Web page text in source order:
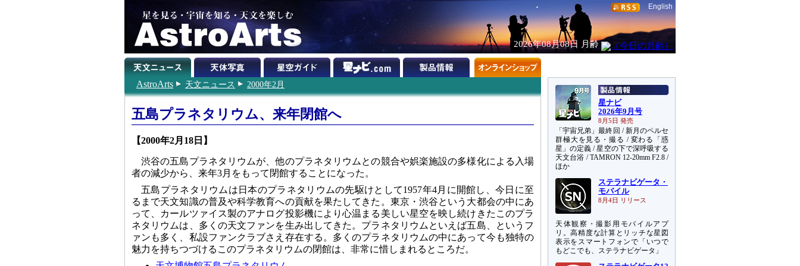
English
2026年08月08日 月齢
AstroArts 天文ニュース 2000年2月
五島プラネタリウム、来年閉館へ
【2000年2月18日】
渋谷の五島プラネタリウムが、他のプラネタリウムとの競合や娯楽施設の多様化による入場
者の減少から、来年3月をもって閉館することになった。
五島プラネタリウムは日本のプラネタリウムの先駆けとして1957年4月に開館し、今日に至
るまで天文知識の普及や科学教育への貢献を果たしてきた。東京・渋谷という大都会の中にあ
って、カールツァイス製のアナログ投影機により心温まる美しい星空を映し続けきたこのプラ
ネタリウムは、多くの天文ファンを生み出してきた。プラネタリウムといえば五島、というフ
ァンも多く、私設ファンクラブさえ存在する。多くのプラネタリウムの中にあって今も独特の
魅力を持ちつづけるこのプラネタリウムの閉館は、非常に惜しまれるところだ。
星ナビ
2026年9月号
8月5日 発売
「宇宙兄弟」最終回 / 新月のペルセ
群極大を見る・撮る / 変わる「惑
星」の定義 / 星空の下で深呼吸する
天文台浴 / TAMRON 12-20mm F2.8 /
ほか
ステラナビゲータ・
モバイル
8月4日 リリース
天体観察・撮影用モバイルアプ
リ。高精度な計算とリッチな星図
表示をスマートフォンで「いつで
もどこでも、ステラナビゲータ」